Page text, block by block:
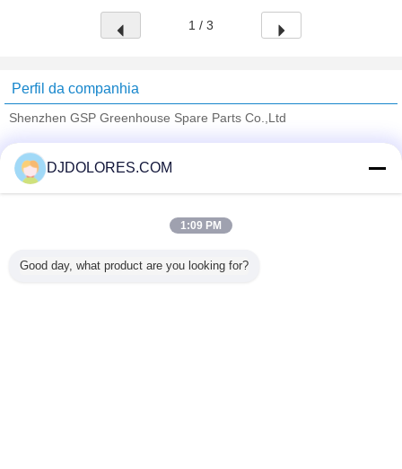
1 / 3
Perfil da companhia
Shenzhen GSP Greenhouse Spare Parts Co.,Ltd
Trust Seal
Verified Suplier
Todos os Produtos
DJDOLORES.COM
1:09 PM
Good day, what product are you looking for?